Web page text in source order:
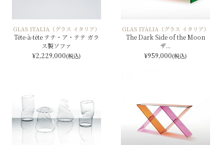
GLAS ITALIA（グラス イタリア）
Tête-à-tête テテ・ア・テテ ガラ
ス製ソファ
¥2,229,000(税込)
GLAS ITALIA（グラス イタリア）
The Dark Side of the Moon
ザ...
¥959,000(税込)